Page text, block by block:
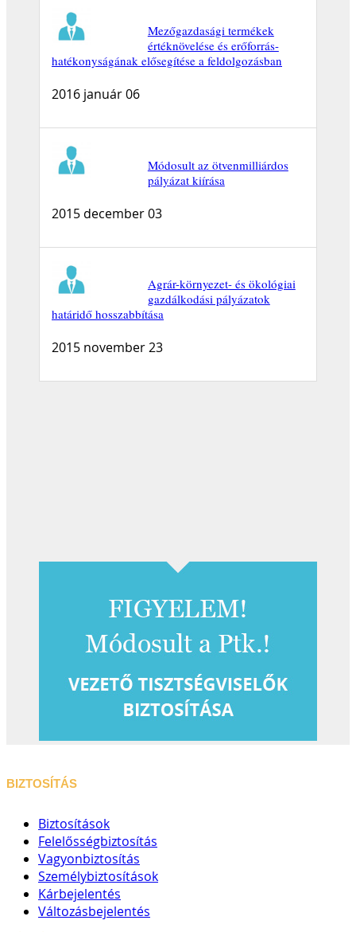
Mezőgazdasági termékek
értéknövelése és erőforrás-
hatékonyságának elősegítése a feldolgozásban
2016 január 06
Módosult az ötvenmilliárdos
pályázat kiírása
2015 december 03
Agrár-környezet- és ökológiai
gazdálkodási pályázatok
határidő hosszabbítása
2015 november 23
BIZTOSÍTÁS
Biztosítások
Felelősségbiztosítás
Vagyonbiztosítás
Személybiztosítások
Kárbejelentés
Változásbejelentés